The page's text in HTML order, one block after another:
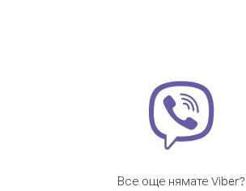
Все още нямате Viber?